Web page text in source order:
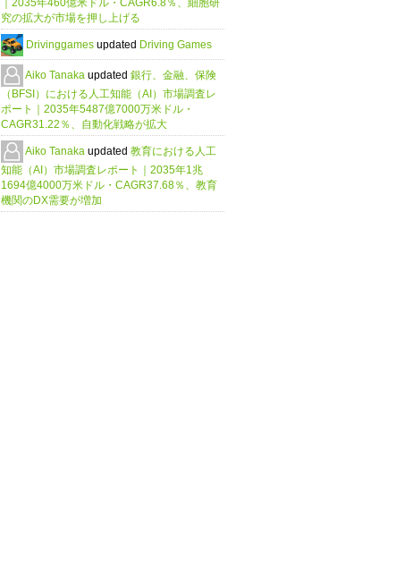
｜2035年460億米ドル・CAGR6.8％、細胞研
究の拡大が市場を押し上げる
Drivinggames updated Driving Games
Aiko Tanaka updated 銀行、金融、保険
（BFSI）における人工知能（AI）市場調査レ
ポート｜2035年5487億7000万米ドル・
CAGR31.22％、自動化戦略が拡大
Aiko Tanaka updated 教育における人工
知能（AI）市場調査レポート｜2035年1兆
1694億4000万米ドル・CAGR37.68％、教育
機関のDX需要が増加